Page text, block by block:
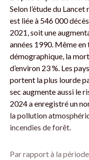
Selon l’étude du
est liée à 546 000
2021, soit une
années 1990. Même
démographique, la
d’environ 23 %. Les
portent la plus lourde
sec augmente aussi le
2024 a enregistré un
la pollution
incendies de forêt.
Par rapport à la